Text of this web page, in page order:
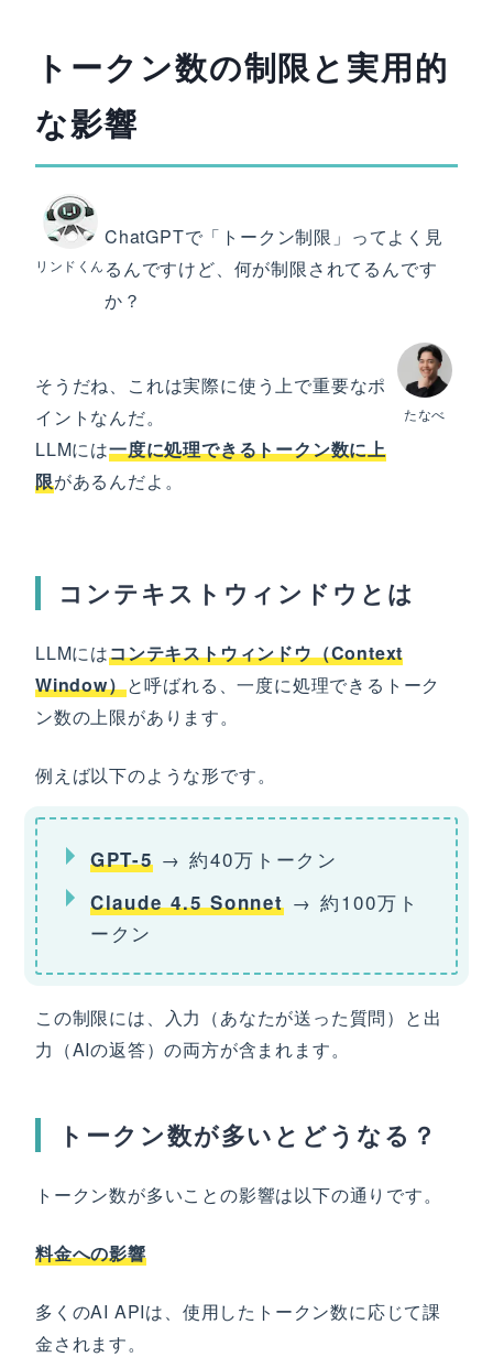
トークン数の制限と実用的
な影響
リンドくん
ChatGPTで「トークン制限」ってよく見
るんですけど、何が制限されてるんです
か？
たなべ
そうだね、これは実際に使う上で重要なポ
イントなんだ。
LLMには一度に処理できるトークン数に上
限があるんだよ。
コンテキストウィンドウとは
LLMにはコンテキストウィンドウ（Context
Window）と呼ばれる、一度に処理できるトーク
ン数の上限があります。
例えば以下のような形です。
GPT-5 → 約40万トークン
Claude 4.5 Sonnet → 約100万ト
ークン
この制限には、入力（あなたが送った質問）と出
力（AIの返答）の両方が含まれます。
トークン数が多いとどうなる？
トークン数が多いことの影響は以下の通りです。
料金への影響
多くのAI APIは、使用したトークン数に応じて課
金されます。